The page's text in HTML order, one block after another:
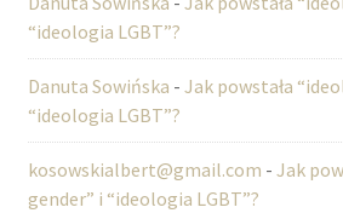
“ideologia LGBT”?
Danuta Sowińska - Jak powstała
“ideologia LGBT”?
kosowskialbert@gmail.com - Jak
gender” i “ideologia LGBT”?